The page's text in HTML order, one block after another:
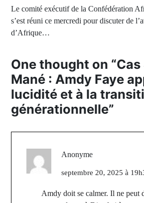
Le comité exécutif de la Confédération
s’est réuni ce mercredi pour discuter de
d’Afrique…
One thought on “Cas
Mané : Amdy Faye
lucidité et à la
générationnelle”
Anonyme
septembre 20, 2025 à
Amdy doit se calmer. Il ne peut